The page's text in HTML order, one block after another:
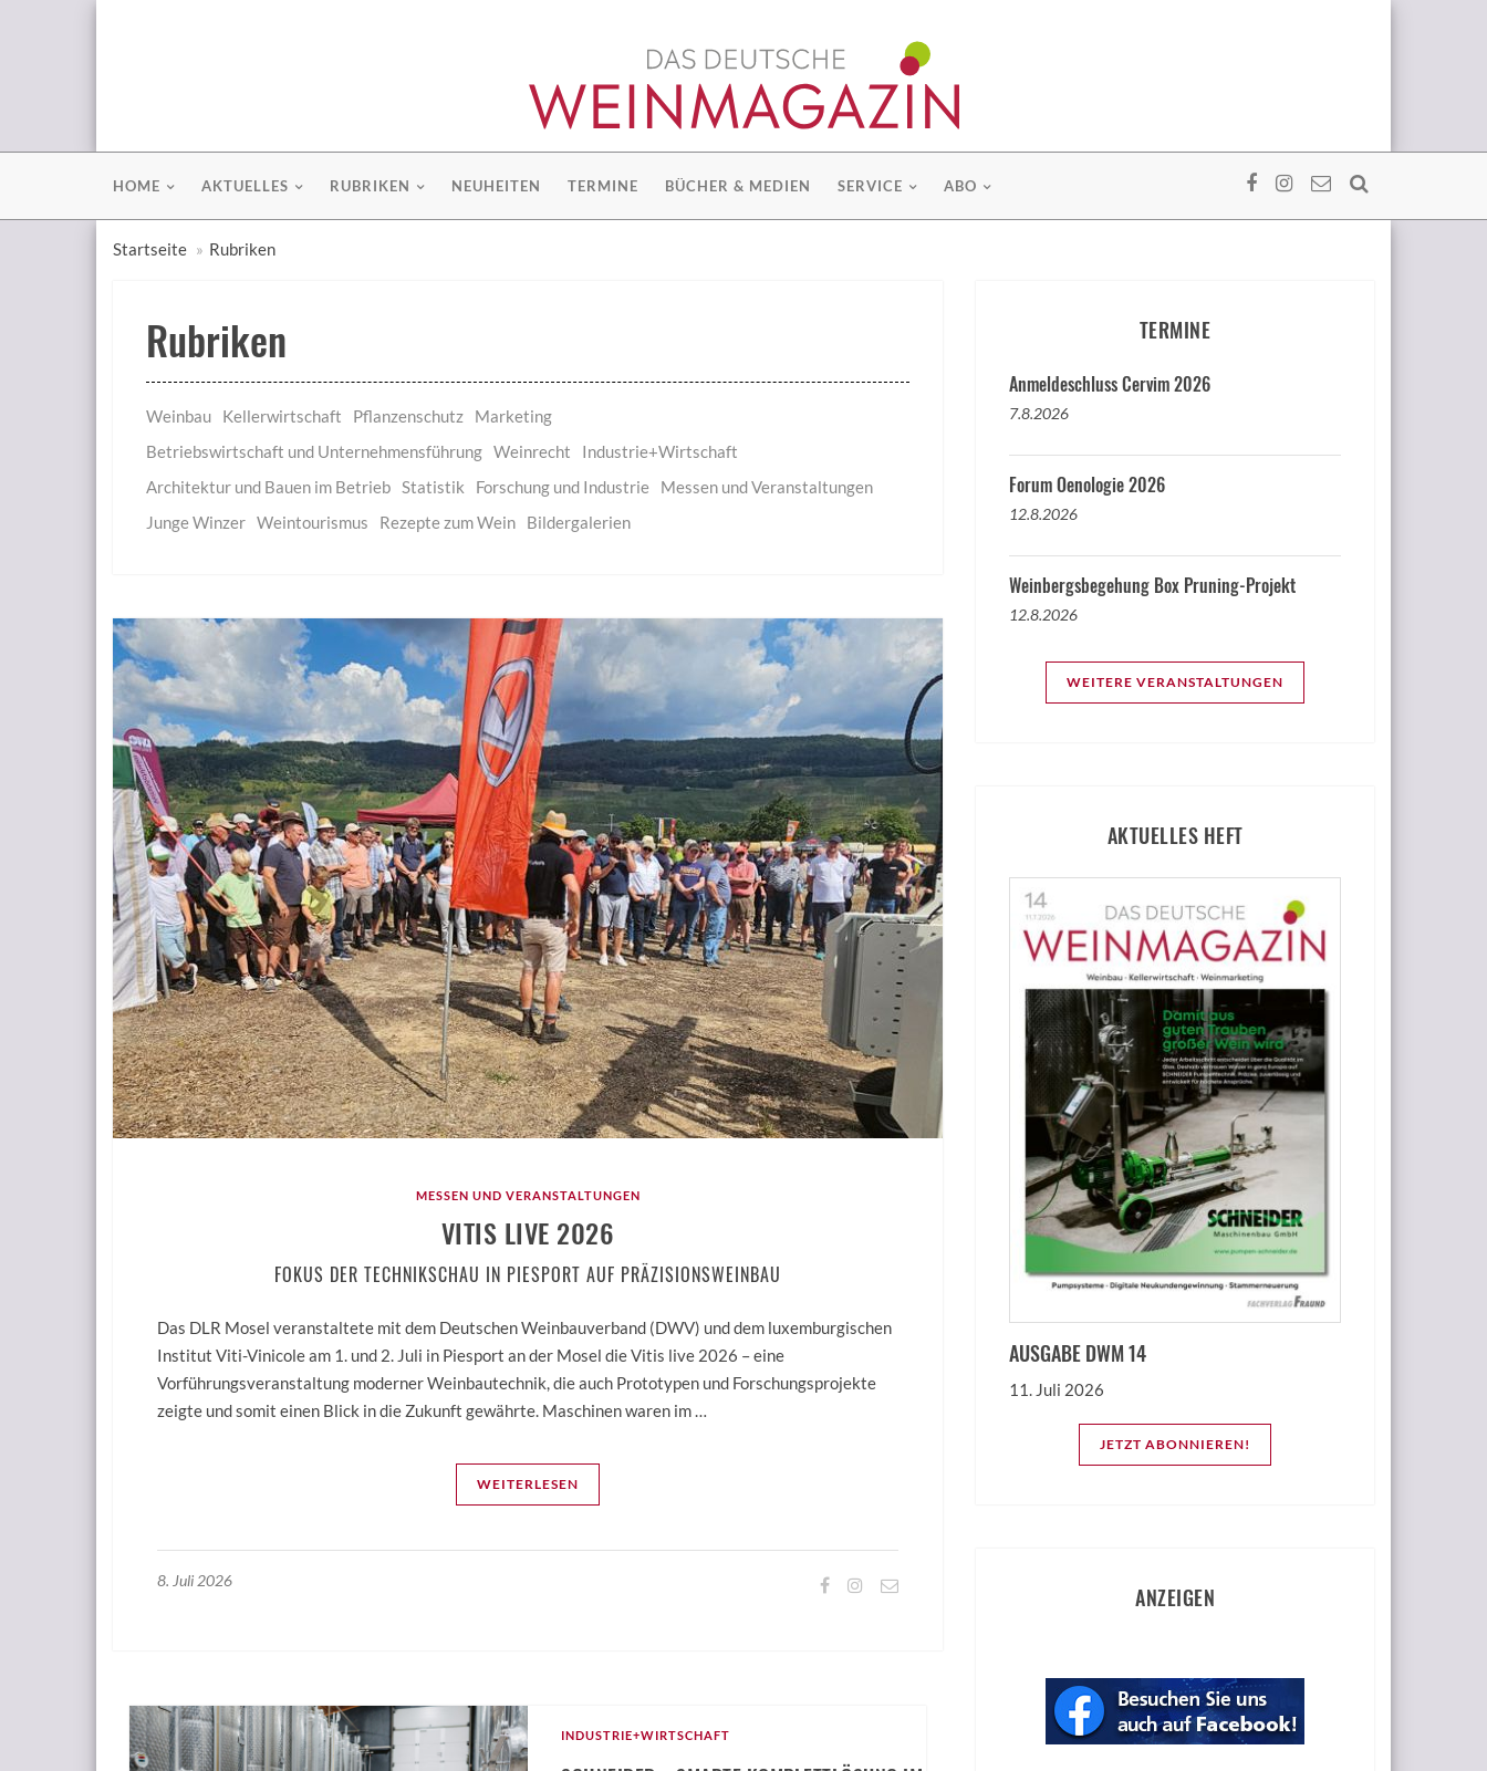
HOME AKTUELLES RUBRIKEN NEUHEITEN TERMINE BÜCHER & MEDIEN SERVICE ABO
Startseite Rubriken
Rubriken
Weinbau Kellerwirtschaft Pflanzenschutz
Marketing
Betriebswirtschaft und Unternehmensführung Weinrecht
Industrie+Wirtschaft
Architektur und Bauen im Betrieb Statistik Forschung und Industrie
Messen und Veranstaltungen
Junge Winzer Weintourismus Rezepte zum Wein Bildergalerien
MESSEN UND VERANSTALTUNGEN
VITIS LIVE 2026
FOKUS DER TECHNIKSCHAU IN PIESPORT AUF PRÄZISIONSWEINBAU
Das DLR Mosel veranstaltete mit dem Deutschen Weinbauverband (DWV) und dem luxemburgischen
Institut Viti-Vinicole am 1. und 2. Juli in Piesport an der Mosel die Vitis live 2026 – eine
Vorführungsveranstaltung moderner Weinbautechnik, die auch Prototypen und Forschungsprojekte
zeigte und somit einen Blick in die Zukunft gewährte. Maschinen waren im …
WEITERLESEN
8. Juli 2026
INDUSTRIE+WIRTSCHAFT
TERMINE
Anmeldeschluss Cervim 2026
7.8.2026
Forum Oenologie 2026
12.8.2026
Weinbergsbegehung Box Pruning-Projekt
12.8.2026
WEITERE VERANSTALTUNGEN
AKTUELLES HEFT
AUSGABE DWM 14
11. Juli 2026
JETZT ABONNIEREN!
ANZEIGEN